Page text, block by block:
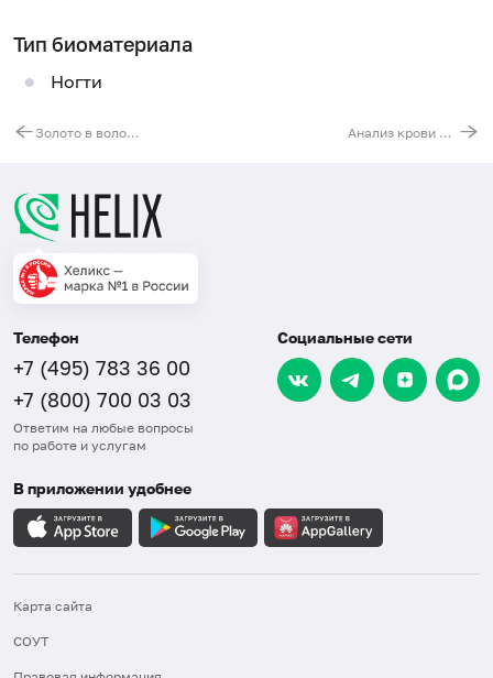
Тип биоматериала
Ногти
Золото в волосах Анализ крови на аминокислоты и ацилкарнитины для детей до 2 лет (26 показателей)
Телефон
+7 (495) 783 36 00
+7 (800) 700 03 03
Ответим на любые вопросы
по работе и услугам
Социальные сети
В приложении удобнее
Карта сайта
СОУТ